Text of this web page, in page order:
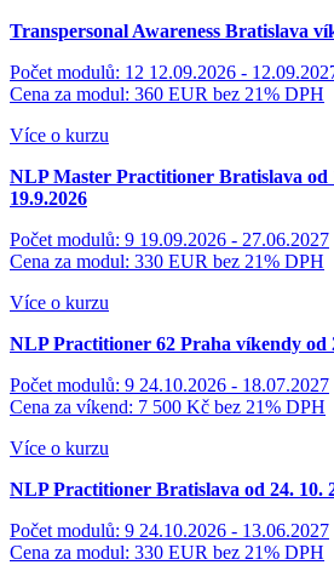
Transpersonal Awareness Bratislava
Počet modulů: 12 12.09.2026 -
Cena za modul: 360 EUR bez 21% DPH
Více o kurzu
NLP Master Practitioner Bratislava od
19.9.2026
Počet modulů: 9 19.09.2026 - 27.06.2027
Cena za modul: 330 EUR bez 21% DPH
Více o kurzu
NLP Practitioner 62 Praha víkendy od
Počet modulů: 9 24.10.2026 - 18.07.2027
Cena za víkend: 7 500 Kč bez 21% DPH
Více o kurzu
NLP Practitioner Bratislava od 24. 10.
Počet modulů: 9 24.10.2026 - 13.06.2027
Cena za modul: 330 EUR bez 21% DPH